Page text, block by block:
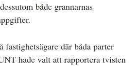
både grannarnas
där båda parter
hade valt att rapportera tvisten